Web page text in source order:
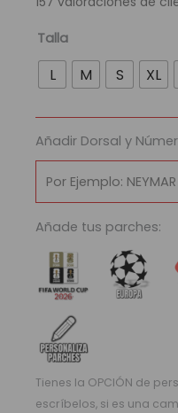
era:
Talla
L M S XL
Añadir Dorsal y
Añade tus parches:
Tienes la OPCIÓN de
escríbelos, si es una
Camiseta
Alemania
Qatar
cantidad